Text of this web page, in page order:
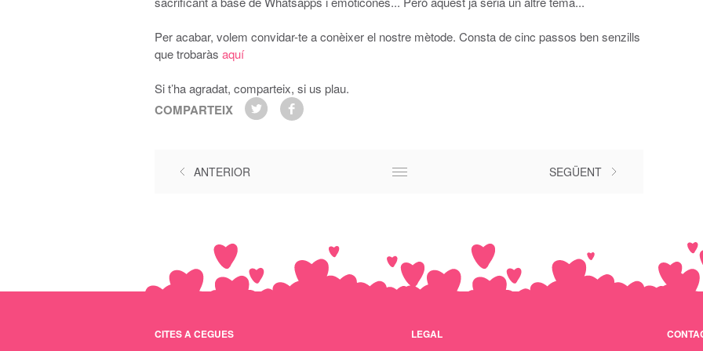
Per acabar, volem convidar-te a conèixer el nostre mètode. Consta de cinc passos ben senzills
que trobaràs aquí
Si t’ha agradat, comparteix, si us plau.
COMPARTEIX
ANTERIOR SEGÜENT
CITES A CEGUES LEGAL